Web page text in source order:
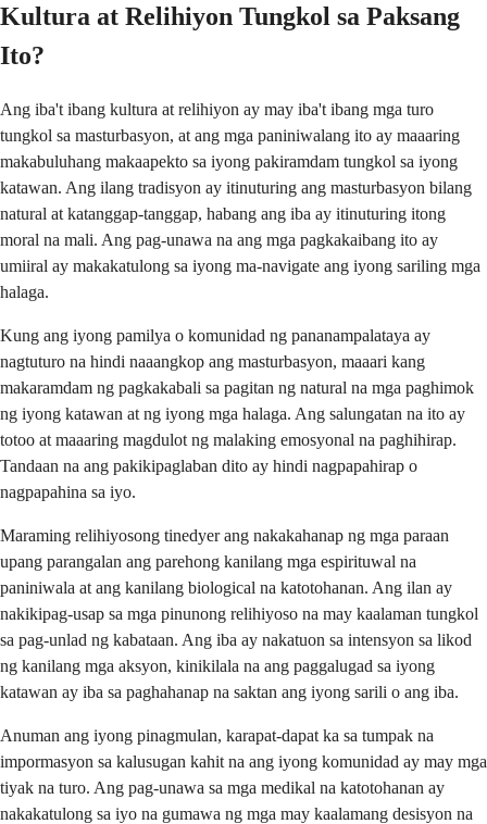
Kultura at Relihiyon Tungkol sa Paksang
Ito?
Ang iba't ibang kultura at relihiyon ay may iba't ibang mga turo
tungkol sa masturbasyon, at ang mga paniniwalang ito ay maaaring
makabuluhang makaapekto sa iyong pakiramdam tungkol sa iyong
katawan. Ang ilang tradisyon ay itinuturing ang masturbasyon bilang
natural at katanggap-tanggap, habang ang iba ay itinuturing itong
moral na mali. Ang pag-unawa na ang mga pagkakaibang ito ay
umiiral ay makakatulong sa iyong ma-navigate ang iyong sariling mga
halaga.
Kung ang iyong pamilya o komunidad ng pananampalataya ay
nagtuturo na hindi naaangkop ang masturbasyon, maaari kang
makaramdam ng pagkakabali sa pagitan ng natural na mga paghimok
ng iyong katawan at ng iyong mga halaga. Ang salungatan na ito ay
totoo at maaaring magdulot ng malaking emosyonal na paghihirap.
Tandaan na ang pakikipaglaban dito ay hindi nagpapahirap o
nagpapahina sa iyo.
Maraming relihiyosong tinedyer ang nakakahanap ng mga paraan
upang parangalan ang parehong kanilang mga espirituwal na
paniniwala at ang kanilang biological na katotohanan. Ang ilan ay
nakikipag-usap sa mga pinunong relihiyoso na may kaalaman tungkol
sa pag-unlad ng kabataan. Ang iba ay nakatuon sa intensyon sa likod
ng kanilang mga aksyon, kinikilala na ang paggalugad sa iyong
katawan ay iba sa paghahanap na saktan ang iyong sarili o ang iba.
Anuman ang iyong pinagmulan, karapat-dapat ka sa tumpak na
impormasyon sa kalusugan kahit na ang iyong komunidad ay may mga
tiyak na turo. Ang pag-unawa sa mga medikal na katotohanan ay
nakakatulong sa iyo na gumawa ng mga may kaalamang desisyon na